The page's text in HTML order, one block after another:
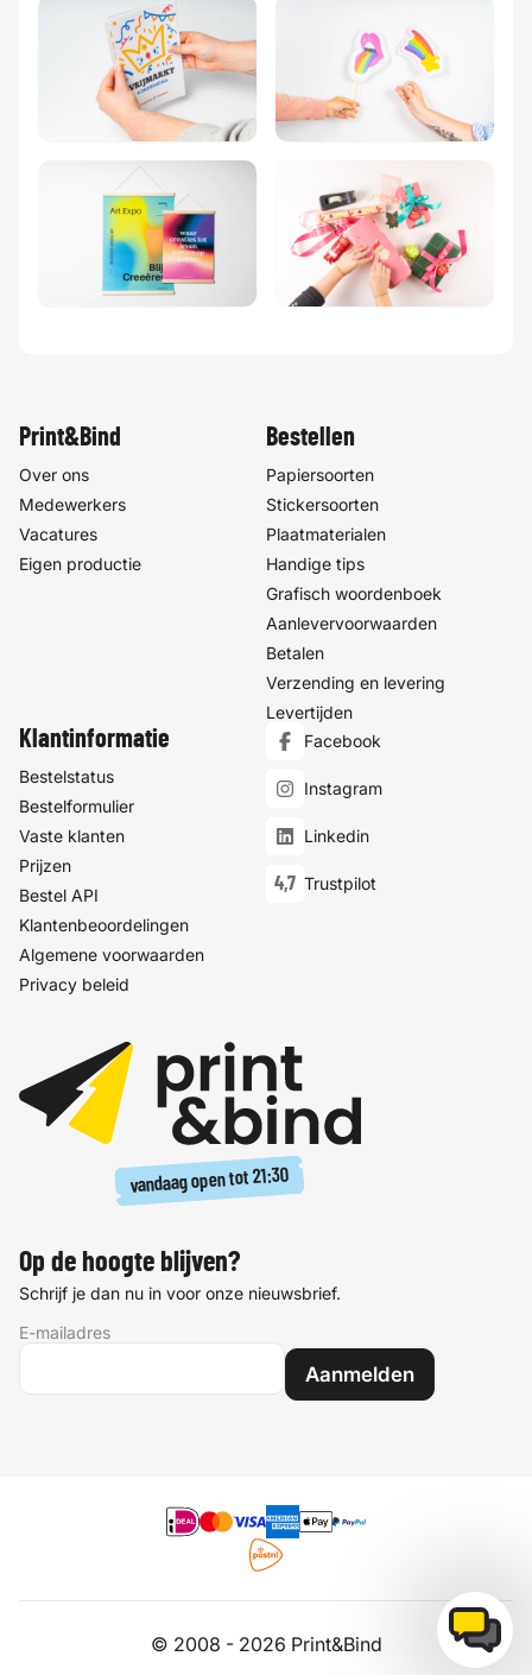
Print&Bind
Over ons
Medewerkers
Vacatures
Eigen productie
Bestellen
Papiersoorten
Stickersoorten
Plaatmaterialen
Handige tips
Grafisch woordenboek
Aanlevervoorwaarden
Betalen
Verzending en levering
Levertijden
Klantinformatie
Bestelstatus
Bestelformulier
Vaste klanten
Prijzen
Bestel API
Klantenbeoordelingen
Algemene voorwaarden
Privacy beleid
Facebook
Instagram
Linkedin
4,7 Trustpilot
vandaag open tot21:30
Op de hoogte blijven?
Schrijf je dan nu in voor onze nieuwsbrief.
E-mailadres
Aanmelden
© 2008 - 2026 Print&Bind